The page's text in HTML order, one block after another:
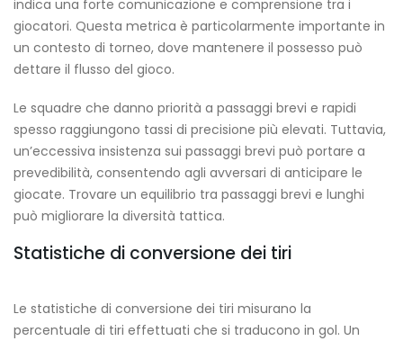
indica una forte comunicazione e comprensione tra i
giocatori. Questa metrica è particolarmente importante in
un contesto di torneo, dove mantenere il possesso può
dettare il flusso del gioco.
Le squadre che danno priorità a passaggi brevi e rapidi
spesso raggiungono tassi di precisione più elevati. Tuttavia,
un’eccessiva insistenza sui passaggi brevi può portare a
prevedibilità, consentendo agli avversari di anticipare le
giocate. Trovare un equilibrio tra passaggi brevi e lunghi
può migliorare la diversità tattica.
Statistiche di conversione dei tiri
Le statistiche di conversione dei tiri misurano la
percentuale di tiri effettuati che si traducono in gol. Un